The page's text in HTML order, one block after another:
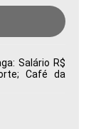
Salário R$
Café da
Área de